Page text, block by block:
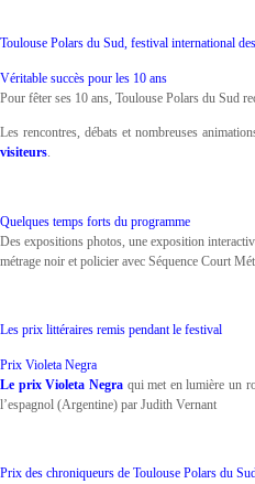
Toulouse Polars du Sud, festival international
Véritable succès pour les 10 ans
Pour fêter ses 10 ans, Toulouse Polars du Sud
Les rencontres, débats et nombreuses
visiteurs.
Quelques temps forts du programme
Des expositions photos, une exposition
métrage noir et policier avec Séquence Court
Les prix littéraires remis pendant le festival
Prix Violeta Negra
Le prix Violeta Negra qui met en lumière un
l’espagnol (Argentine) par Judith Vernant
Prix des chroniqueurs de Toulouse Polars du